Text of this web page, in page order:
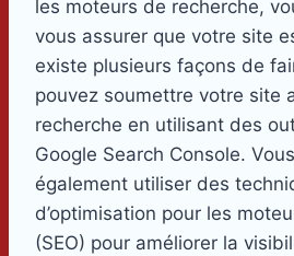
les moteurs de recherche,
vous assurer que votre site
existe plusieurs façons de
pouvez soumettre votre site
recherche en utilisant des
Google Search Console.
également utiliser des
d’optimisation pour les
(SEO) pour améliorer la